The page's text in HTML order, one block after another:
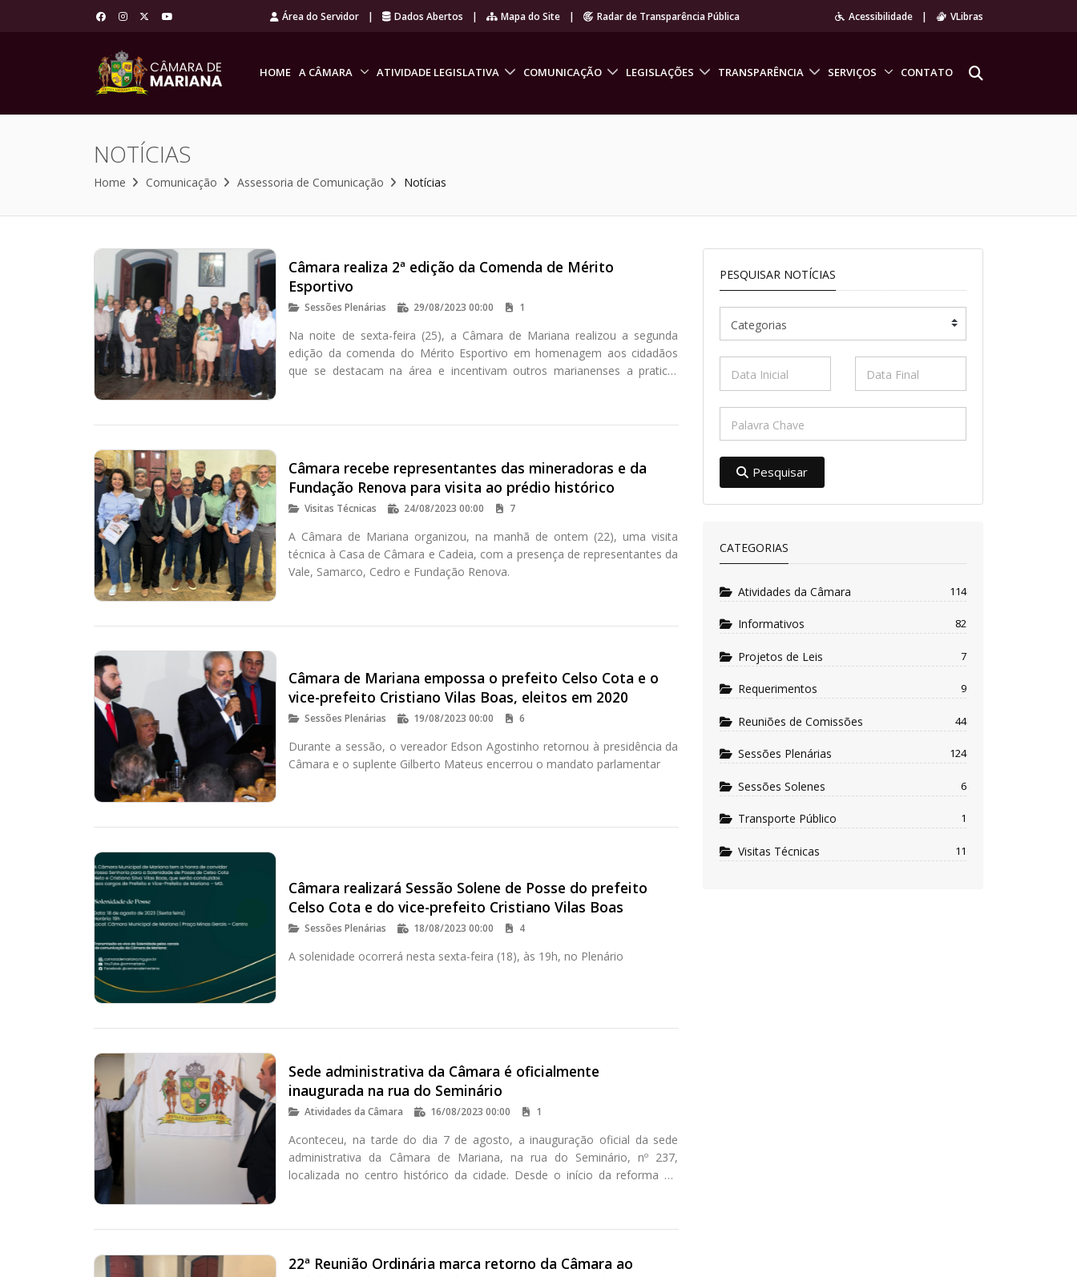
Área do Servidor | Dados Abertos | Mapa do Site | Radar de Transparência Pública Acessibilidade | VLibras
HOME A CÂMARA ATIVIDADE LEGISLATIVA COMUNICAÇÃO LEGISLAÇÕES TRANSPARÊNCIA SERVIÇOS CONTATO
NOTÍCIAS
Home Comunicação Assessoria de Comunicação Notícias
Câmara realiza 2ª edição da Comenda de Mérito
Esportivo
Sessões Plenárias 29/08/2023 00:00 1
Na noite de sexta-feira (25), a Câmara de Mariana realizou a segunda
edição da comenda do Mérito Esportivo em homenagem aos cidadãos
que se destacam na área e incentivam outros marianenses a praticar
Câmara recebe representantes das mineradoras e da
Fundação Renova para visita ao prédio histórico
Visitas Técnicas 24/08/2023 00:00 7
A Câmara de Mariana organizou, na manhã de ontem (22), uma visita
técnica à Casa de Câmara e Cadeia, com a presença de representantes da
Vale, Samarco, Cedro e Fundação Renova.
Câmara de Mariana empossa o prefeito Celso Cota e o
vice-prefeito Cristiano Vilas Boas, eleitos em 2020
Sessões Plenárias 19/08/2023 00:00 6
Durante a sessão, o vereador Edson Agostinho retornou à presidência da
Câmara e o suplente Gilberto Mateus encerrou o mandato parlamentar
Câmara realizará Sessão Solene de Posse do prefeito
Celso Cota e do vice-prefeito Cristiano Vilas Boas
Sessões Plenárias 18/08/2023 00:00 4
A solenidade ocorrerá nesta sexta-feira (18), às 19h, no Plenário
Sede administrativa da Câmara é oficialmente
inaugurada na rua do Seminário
Atividades da Câmara 16/08/2023 00:00 1
Aconteceu, na tarde do dia 7 de agosto, a inauguração oficial da sede
administrativa da Câmara de Mariana, na rua do Seminário, nº 237,
localizada no centro histórico da cidade. Desde o início da reforma do
Hélvio Moreira Moraes, no bairro Vila do Carmo.
22ª Reunião Ordinária marca retorno da Câmara ao
PESQUISAR NOTÍCIAS
Pesquisar
CATEGORIAS
Atividades da Câmara 114
Informativos 82
Projetos de Leis 7
Requerimentos 9
Reuniões de Comissões 44
Sessões Plenárias 124
Sessões Solenes 6
Transporte Público 1
Visitas Técnicas 11